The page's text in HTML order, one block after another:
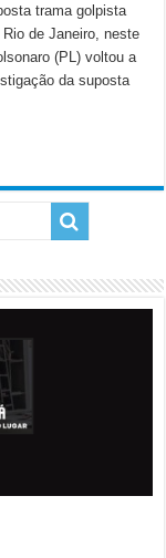
trama golpista
de Janeiro, neste
(PL) voltou a
da suposta